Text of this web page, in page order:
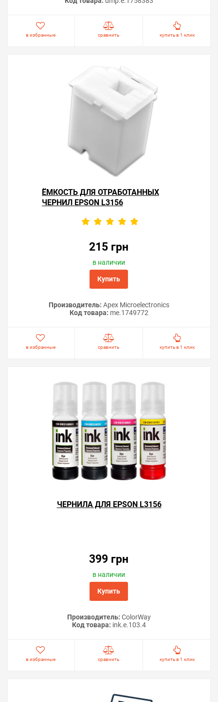
в избранные сравнить купить в 1 клик
ЁМКОСТЬ ДЛЯ ОТРАБОТАННЫХ
ЧЕРНИЛ EPSON L3156
215 грн
в наличии
Купить
Производитель: Apex Microelectronics
Код товара: me.1749772
в избранные сравнить купить в 1 клик
ЧЕРНИЛА ДЛЯ EPSON L3156
399 грн
в наличии
Купить
Производитель: ColorWay
Код товара: ink.e.103.4
в избранные сравнить купить в 1 клик